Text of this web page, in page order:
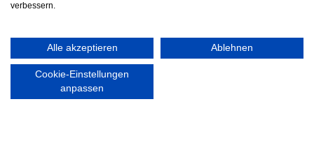
RECHTLICHES
Impressum
verbessern.
Alle akzeptieren Ablehnen
Cookie-Einstellungen
anpassen